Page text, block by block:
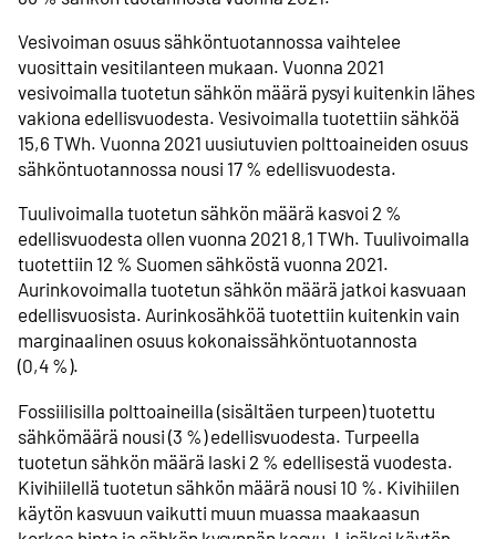
Vesivoiman osuus sähköntuotannossa vaihtelee
vuosittain vesitilanteen mukaan. Vuonna 2021
vesivoimalla tuotetun sähkön määrä pysyi kuitenkin lähes
vakiona edellisvuodesta. Vesivoimalla tuotettiin sähköä
15,6 TWh. Vuonna 2021 uusiutuvien polttoaineiden osuus
sähköntuotannossa nousi 17 % edellisvuodesta.
Tuulivoimalla tuotetun sähkön määrä kasvoi 2 %
edellisvuodesta ollen vuonna 2021 8,1 TWh. Tuulivoimalla
tuotettiin 12 % Suomen sähköstä vuonna 2021.
Aurinkovoimalla tuotetun sähkön määrä jatkoi kasvuaan
edellisvuosista. Aurinkosähköä tuotettiin kuitenkin vain
marginaalinen osuus kokonaissähköntuotannosta
(0,4 %).
Fossiilisilla polttoaineilla (sisältäen turpeen) tuotettu
sähkömäärä nousi (3 %) edellisvuodesta. Turpeella
tuotetun sähkön määrä laski 2 % edellisestä vuodesta.
Kivihiilellä tuotetun sähkön määrä nousi 10 %. Kivihiilen
käytön kasvuun vaikutti muun muassa maakaasun